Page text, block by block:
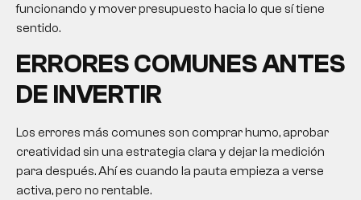
funcionando y mover presupuesto hacia lo que sí tiene
sentido.
ERRORES COMUNES ANTES
DE INVERTIR
Los errores más comunes son comprar humo, aprobar
creatividad sin una estrategia clara y dejar la medición
para después. Ahí es cuando la pauta empieza a verse
activa, pero no rentable.